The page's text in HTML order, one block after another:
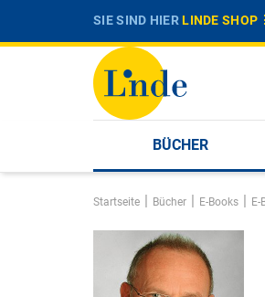
SIE SIND HIERLINDE SHOP
BÜCHER
Startseite | Bücher | E-Books |